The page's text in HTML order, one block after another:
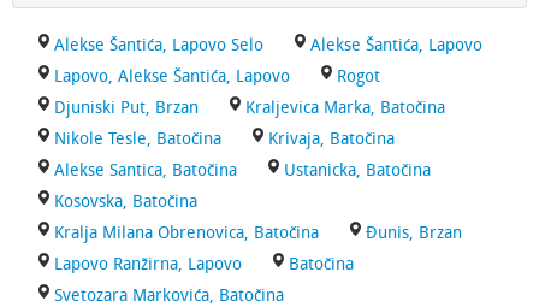
Alekse Šantića, Lapovo Selo
Alekse Šantića, Lapovo
Lapovo, Alekse Šantića, Lapovo
Rogot
Djuniski Put, Brzan
Kraljevica Marka, Batočina
Nikole Tesle, Batočina
Krivaja, Batočina
Alekse Santica, Batočina
Ustanicka, Batočina
Kosovska, Batočina
Kralja Milana Obrenovica, Batočina
Đunis, Brzan
Lapovo Ranžirna, Lapovo
Batočina
Svetozara Markovića, Batočina